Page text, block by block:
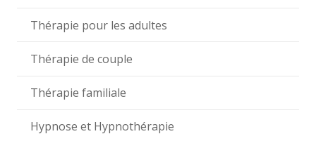
Thérapie pour les adultes
Thérapie de couple
Thérapie familiale
Hypnose et Hypnothérapie